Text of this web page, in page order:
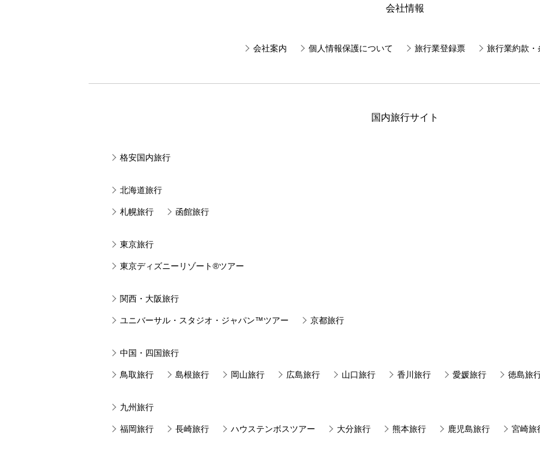
会社情報
会社案内 個人情報保護について 旅行業登録票 旅行業約款・
国内旅行サイト
格安国内旅行
北海道旅行
札幌旅行 函館旅行
東京旅行
東京ディズニーリゾート®ツアー
関西・大阪旅行
ユニバーサル・スタジオ・ジャパン™ツアー 京都旅行
中国・四国旅行
鳥取旅行 島根旅行 岡山旅行 広島旅行 山口旅行 香川旅行 愛媛旅行 徳島旅
九州旅行
福岡旅行 長崎旅行 ハウステンボスツアー 大分旅行 熊本旅行 鹿児島旅行 宮崎旅